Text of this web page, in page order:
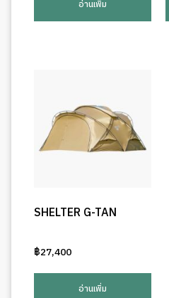
อ่านเพิ่ม
SHELTER G-TAN
฿27,400
อ่านเพิ่ม